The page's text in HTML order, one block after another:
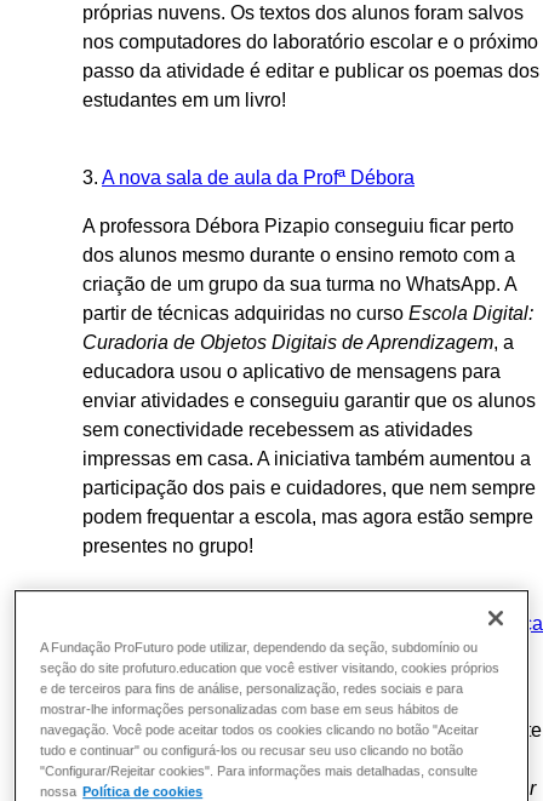
próprias nuvens. Os textos dos alunos foram salvos
nos computadores do laboratório escolar e o próximo
passo da atividade é editar e publicar os poemas dos
estudantes em um livro!
3. A nova sala de aula da Profª Débora
A professora Débora Pizapio conseguiu ficar perto
dos alunos mesmo durante o ensino remoto com a
criação de um grupo da sua turma no WhatsApp. A
partir de técnicas adquiridas no curso Escola Digital:
Curadoria de Objetos Digitais de Aprendizagem, a
educadora usou o aplicativo de mensagens para
enviar atividades e conseguiu garantir que os alunos
sem conectividade recebessem as atividades
impressas em casa. A iniciativa também aumentou a
participação dos pais e cuidadores, que nem sempre
podem frequentar a escola, mas agora estão sempre
presentes no grupo!
Produção colaborativa para aulas virtuais: conheça
a história da professora Lucenilde
Para a professora Lucenilde, a plataforma Escolas
Conectadas ensinou uma forma de conexão diferente
com seus alunos. A partir do cursoProdução
colaborativa de conhecimento: redes para multiplicar
A Fundação ProFuturo pode utilizar, dependendo da seção, subdomínio ou
seção do site profuturo.education que você estiver visitando, cookies próprios
e de terceiros para fins de análise, personalização, redes sociais e para
mostrar-lhe informações personalizadas com base em seus hábitos de
navegação. Você pode aceitar todos os cookies clicando no botão "Aceitar
tudo e continuar" ou configurá-los ou recusar seu uso clicando no botão
"Configurar/Rejeitar cookies". Para informações mais detalhadas, consulte
nossa Política de cookies